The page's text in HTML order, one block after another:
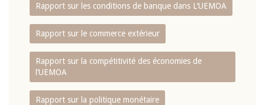
Rapport sur les conditions de banque dans L‘UEMOA
Rapport sur le commerce extérieur
Rapport sur la compétitivité des économies de
l‘UEMOA
Rapport sur la politique monétaire